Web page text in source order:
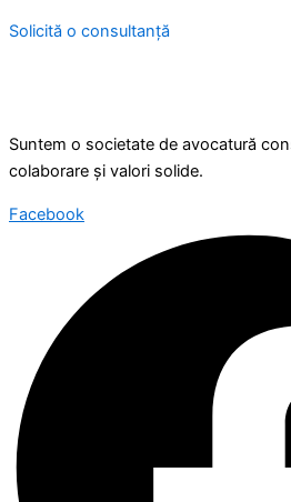
Solicită o consultanță
Suntem o societate de avocatură
colaborare și valori solide.
Facebook